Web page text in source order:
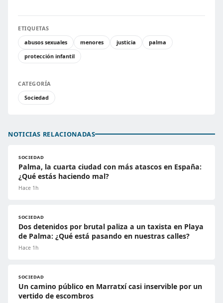
ETIQUETAS
abusos sexuales
menores justicia
palma
protección infantil
CATEGORÍA
Sociedad
NOTICIAS RELACIONADAS
SOCIEDAD
Palma, la cuarta ciudad con más atascos en España:
¿Qué estás haciendo mal?
Hace 1h
SOCIEDAD
Dos detenidos por brutal paliza a un taxista en Playa
de Palma: ¿Qué está pasando en nuestras calles?
Hace 1h
SOCIEDAD
Un camino público en Marratxí casi inservible por un
vertido de escombros